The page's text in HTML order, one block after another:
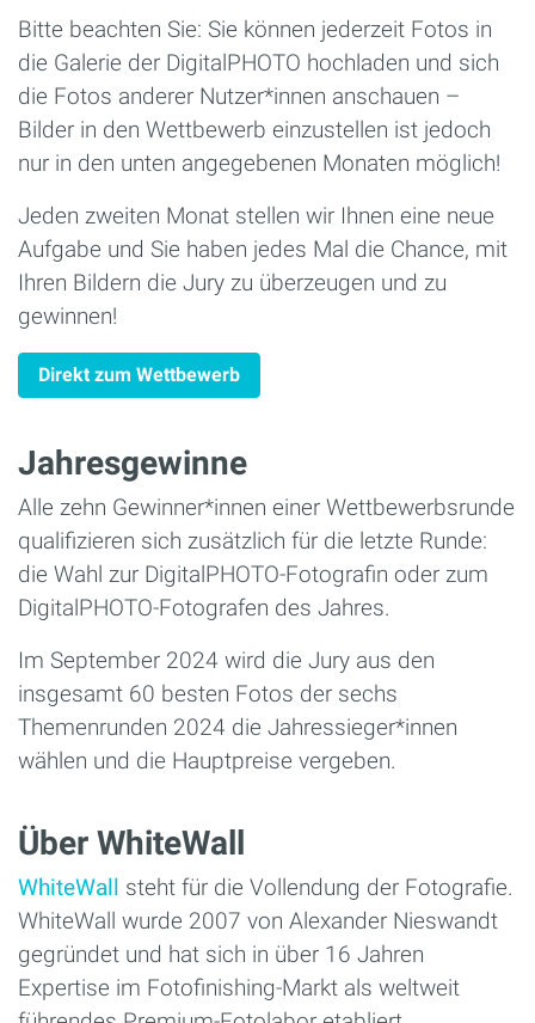
Bitte beachten Sie: Sie können jederzeit Fotos in
die Galerie der DigitalPHOTO hochladen und sich
die Fotos anderer Nutzer*innen anschauen –
Bilder in den Wettbewerb einzustellen ist jedoch
nur in den unten angegebenen Monaten möglich!
Jeden zweiten Monat stellen wir Ihnen eine neue
Aufgabe und Sie haben jedes Mal die Chance, mit
Ihren Bildern die Jury zu überzeugen und zu
gewinnen!
Direkt zum Wettbewerb
Jahresgewinne
Alle zehn Gewinner*innen einer Wettbewerbsrunde
qualifizieren sich zusätzlich für die letzte Runde:
die Wahl zur DigitalPHOTO-Fotografin oder zum
DigitalPHOTO-Fotografen des Jahres.
Im September 2024 wird die Jury aus den
insgesamt 60 besten Fotos der sechs
Themenrunden 2024 die Jahressieger*innen
wählen und die Hauptpreise vergeben.
Über WhiteWall
WhiteWall steht für die Vollendung der Fotografie.
WhiteWall wurde 2007 von Alexander Nieswandt
gegründet und hat sich in über 16 Jahren
Expertise im Fotofinishing-Markt als weltweit